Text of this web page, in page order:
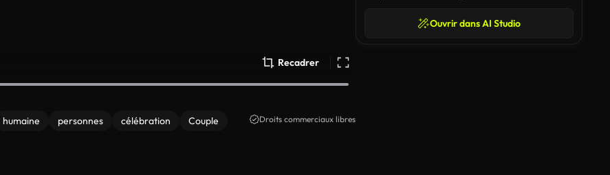
Recadrer
humaine personnes célébration
Couple
Droits commerciaux libres
Ouvrir dans AI Studio